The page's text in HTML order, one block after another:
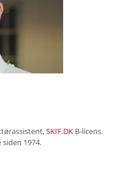
SKIF.DKB-licens.
1974.